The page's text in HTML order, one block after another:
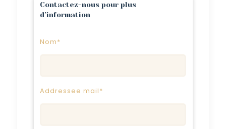
Contactez-nous pour plus
d’information
Nom*
Addressee mail*